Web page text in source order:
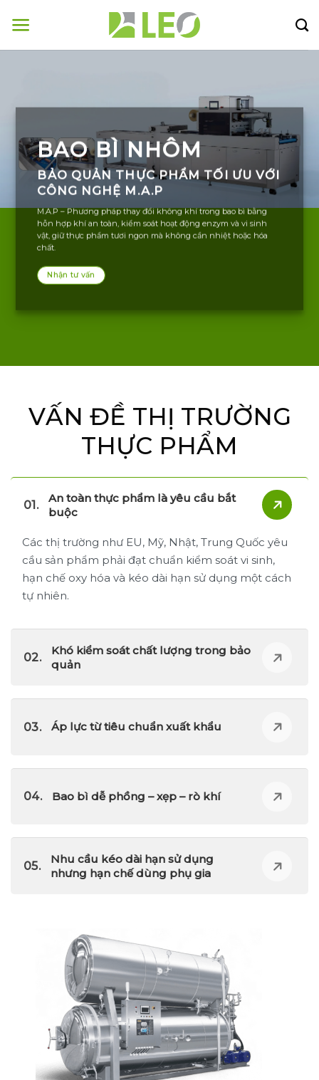
qua
BAO BÌ NHÔM
BẢO QUẢN THỰC PHẨM TỐI ƯU VỚI
CÔNG NGHỆ M.A.P
M.A.P – Phương pháp thay đổi không khí trong bao bì bằng
hỗn hợp khí an toàn, kiểm soát hoạt động enzym và vi sinh
vật, giữ thực phẩm tươi ngon mà không cần nhiệt hoặc hóa
chất.
Nhận tư vấn
VẤN ĐỀ THỊ TRƯỜNG
THỰC PHẨM
An toàn thực phẩm là yêu cầu bắt
buộc
Các thị trường như EU, Mỹ, Nhật, Trung Quốc yêu
cầu sản phẩm phải đạt chuẩn kiểm soát vi sinh,
hạn chế oxy hóa và kéo dài hạn sử dụng một cách
tự nhiên.
Khó kiểm soát chất lượng trong bảo
quản
Áp lực từ tiêu chuẩn xuất khẩu
Bao bì dễ phồng – xẹp – rò khí
Nhu cầu kéo dài hạn sử dụng
nhưng hạn chế dùng phụ gia